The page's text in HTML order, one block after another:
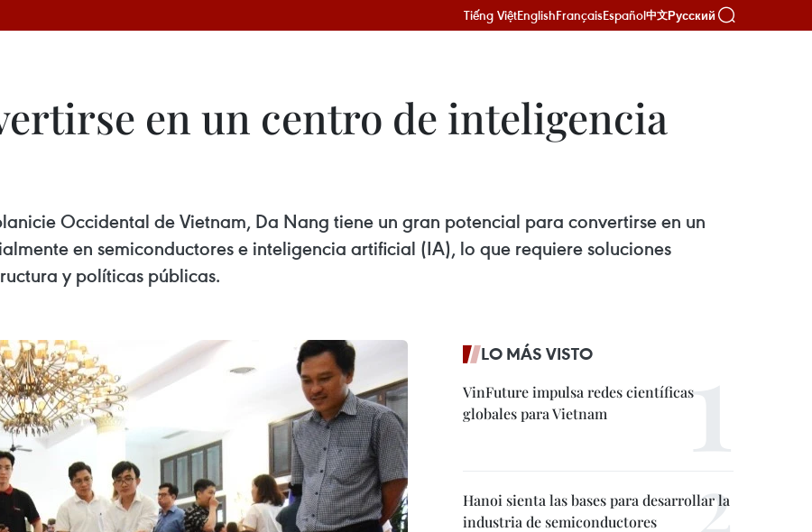
Tiếng ViệtEnglishFrançaisEspañol中文Русский
en un centro de inteligencia
Occidental de Vietnam, Da Nang tiene un gran potencial para convertirse en un
en semiconductores e inteligencia artificial (IA), lo que requiere soluciones
y políticas públicas.
LO MÁS VISTO
VinFuture impulsa redes científicas
globales para Vietnam
Hanoi sienta las bases para desarrollar la
industria de semiconductores